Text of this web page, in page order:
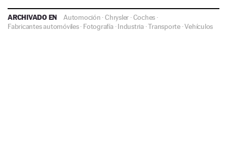
ARCHIVADO EN Automoción ·Chrysler ·Coches ·
Fabricantes automóviles· Fotografía·Industria·Transporte ·Vehículos